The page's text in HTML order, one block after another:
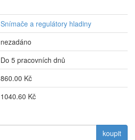
Snímače a regulátory hladiny
nezadáno
Do 5 pracovních dnů
860.00 Kč
1040.60 Kč
koupit